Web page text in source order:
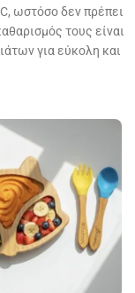
ωστόσο δεν πρέπει
τους είναι
για εύκολη και